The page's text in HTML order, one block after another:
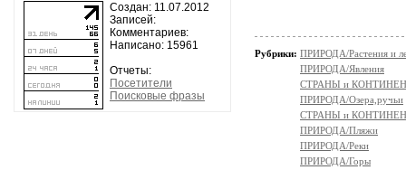
Создан: 11.07.2012
Записей:
Комментариев:
Написано: 15961
Отчеты:
Посетители
Поисковые фразы
Рубрики: ПРИРОДА/Растения и
ПРИРОДА/Явления
СТРАНЫ и
ПРИРОДА/Озера,ручьи
СТРАНЫ и
ПРИРОДА/Пляжи
ПРИРОДА/Реки
ПРИРОДА/Горы